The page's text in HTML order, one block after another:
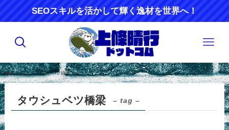
SEOスキルを活かして輝く逸材を世界へ！
ホーム タウシュベツ橋梁
タウシュベツ橋梁 – tag –